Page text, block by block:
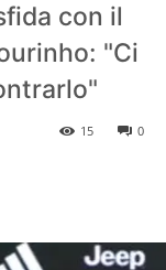
con il
"Ci
0
15